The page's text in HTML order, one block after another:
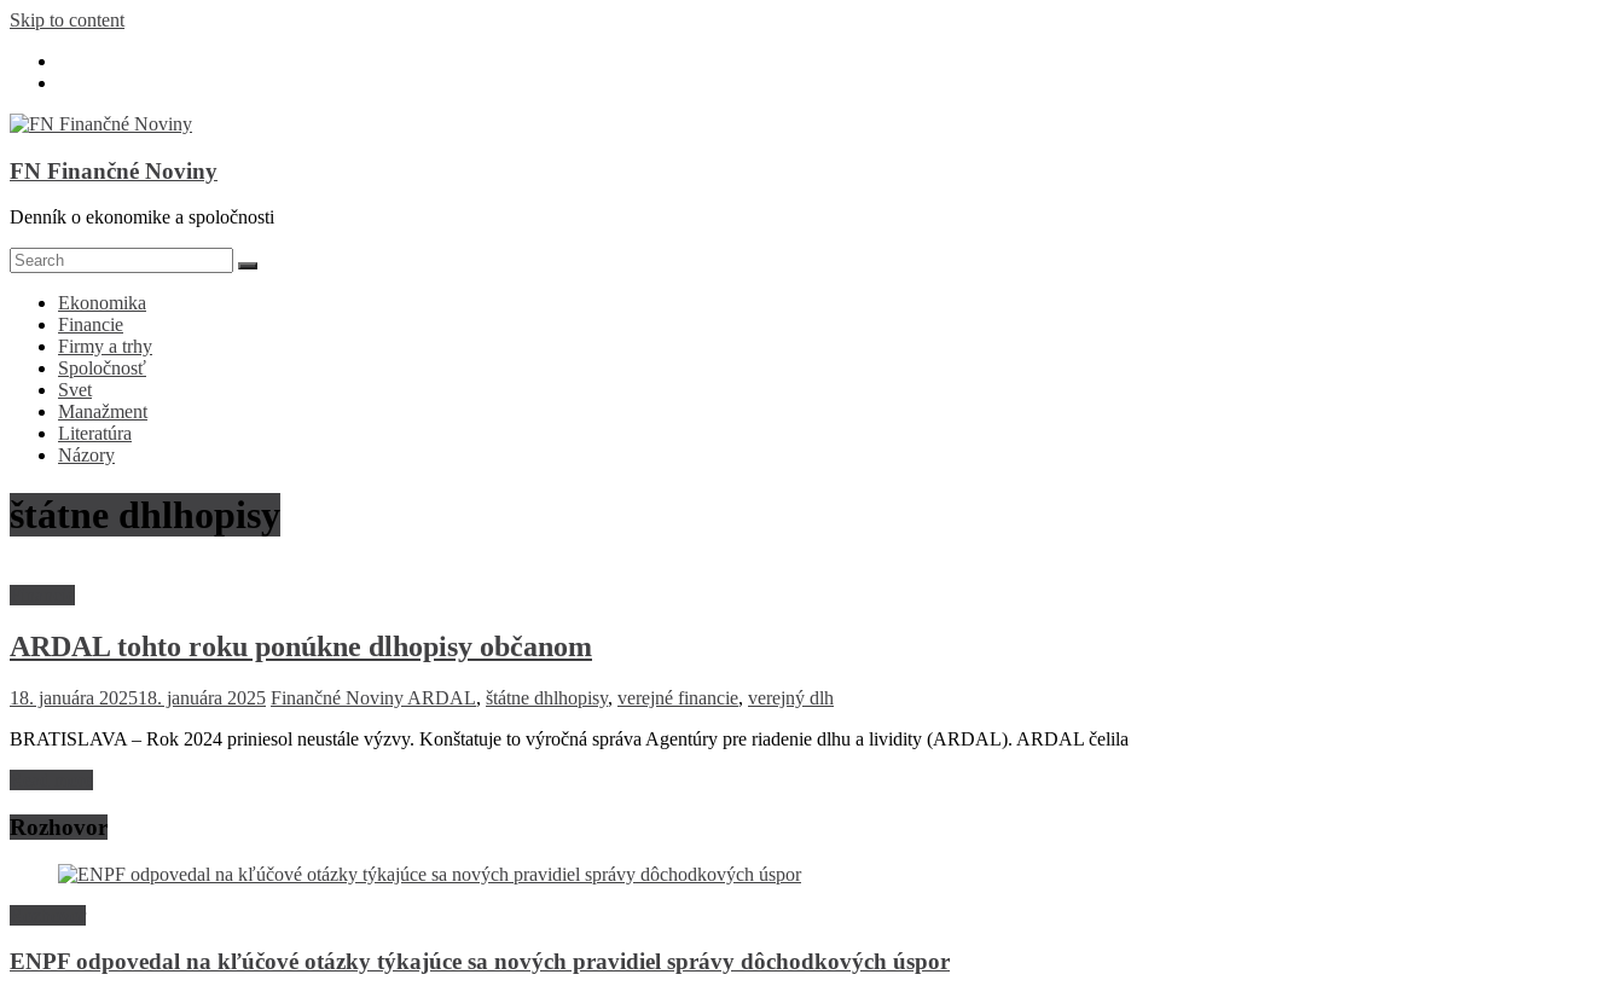
Skip to content
FN Finančné Noviny
Denník o ekonomike a spoločnosti
Ekonomika
Financie
Firmy a trhy
Spoločnosť
Svet
Manažment
Literatúra
Názory
štátne dhlhopisy
ARDAL tohto roku ponúkne dlhopisy občanom
18. januára 202518. januára 2025 Finančné Noviny ARDAL, štátne dhlhopisy, verejné financie, verejný dlh
BRATISLAVA – Rok 2024 priniesol neustále výzvy. Konštatuje to výročná správa Agentúry pre riadenie dlhu a lividity (ARDAL). ARDAL čelila
Rozhovor
ENPF odpovedal na kľúčové otázky týkajúce sa nových pravidiel správy dôchodkových úspor